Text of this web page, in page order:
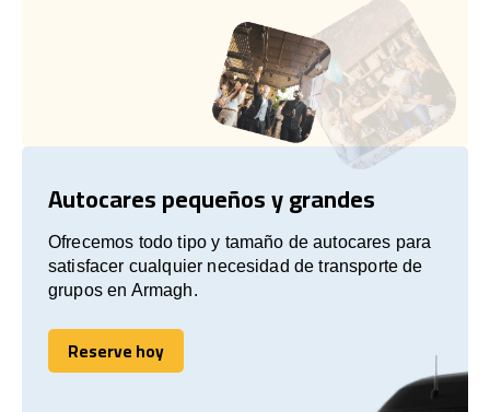
Autocares pequeños y grandes
Ofrecemos todo tipo y tamaño de autocares para
satisfacer cualquier necesidad de transporte de
grupos en Armagh.
Reserve hoy
Reserve hoy